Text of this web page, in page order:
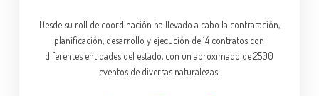
Desde su roll de coordinación ha llevado a cabo la contratación,
planificación, desarrollo y ejecución de 14 contratos con
diferentes entidades del estado, con un aproximado de 2500
eventos de diversas naturalezas.